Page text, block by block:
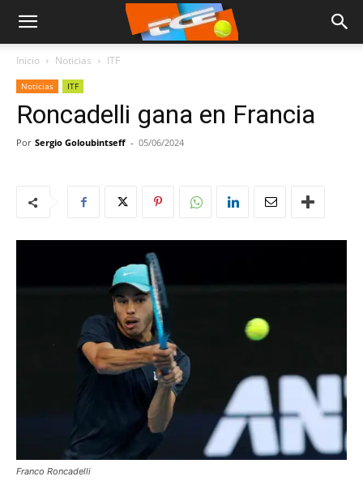
Inicio Noticias ITF
Noticias ITF
Roncadelli gana en Francia
Por Sergio Goloubintseff - 05/06/2024
Franco Roncadelli